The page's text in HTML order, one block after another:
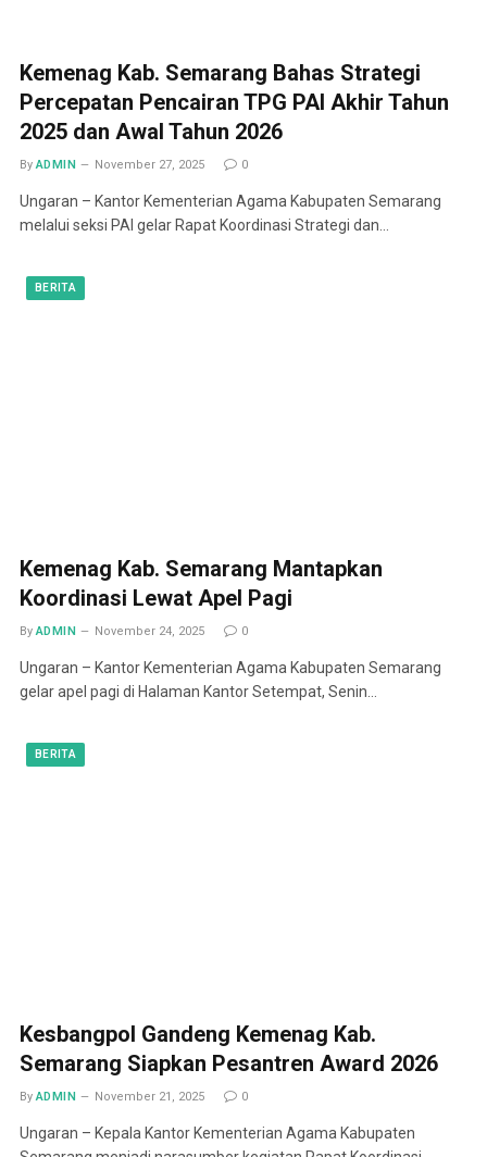
Kemenag Kab. Semarang Bahas Strategi
Percepatan Pencairan TPG PAI Akhir Tahun
2025 dan Awal Tahun 2026
By ADMIN November 27, 2025 0
Ungaran – Kantor Kementerian Agama Kabupaten Semarang
melalui seksi PAI gelar Rapat Koordinasi Strategi dan…
BERITA
Kemenag Kab. Semarang Mantapkan
Koordinasi Lewat Apel Pagi
By ADMIN November 24, 2025 0
Ungaran – Kantor Kementerian Agama Kabupaten Semarang
gelar apel pagi di Halaman Kantor Setempat, Senin…
BERITA
Kesbangpol Gandeng Kemenag Kab.
Semarang Siapkan Pesantren Award 2026
By ADMIN November 21, 2025 0
Ungaran – Kepala Kantor Kementerian Agama Kabupaten